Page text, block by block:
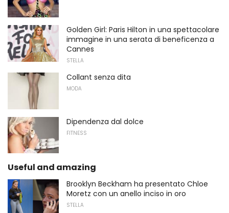
Golden Girl: Paris Hilton in una spettacolare
immagine in una serata di beneficenza a
Cannes
STELLA
Collant senza dita
MODA
Dipendenza dal dolce
FITNESS
Useful and amazing
Brooklyn Beckham ha presentato Chloe
Moretz con un anello inciso in oro
STELLA